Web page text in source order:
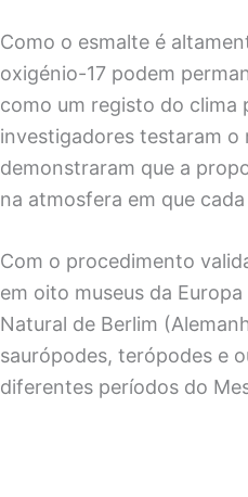
Como o esmalte é
oxigénio-17 podem
como um registo do clima
investigadores testaram o
demonstraram que a
na atmosfera em que
Com o procedimento
em oito museus da
Natural de Berlim
saurópodes, terópodes e
diferentes períodos do